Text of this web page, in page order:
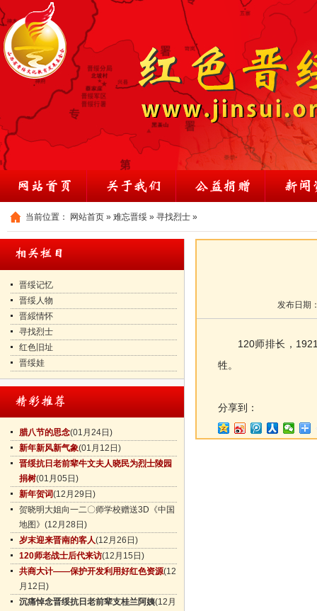
当前位置： 网站首页 » 难忘晋绥 » 寻找烈士 »
晋绥记忆
晋绥人物
晋綏情怀
寻找烈士
红色旧址
晋绥娃
腊八节的思念(01月24日)
新年新风新气象(01月12日)
晋绥抗日老前辈牛文夫人晓民为烈士陵园
捐树(01月05日)
新年贺词(12月29日)
贺晓明大姐向一二〇师学校赠送3D《中国
地图》 (12月28日)
岁末迎来晋南的客人(12月26日)
120师老战士后代来访(12月15日)
共商大计——保护开发利用好红色资源(12
月12日)
沉痛悼念晋绥抗日老前辈支桂兰阿姨(12月
发布日期
120师排长，1921
牲。
分享到：